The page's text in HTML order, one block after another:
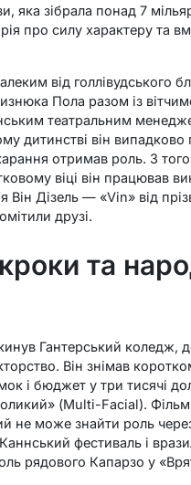
яка зібрала понад 7
про силу характеру та
від голлівудського
Пола разом із
театральним
дитинстві він випадково
отримав роль. З
віці він працював
Він Дізель — «Vin» від
друзі.
та
Гантерський коледж,
Він знімав
і бюджет у три тисячі
(Multi-Facial).
не може знайти роль
фестиваль і
рядового Капарзо у